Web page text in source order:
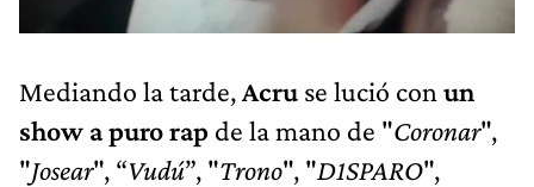
Mediando la tarde,Acru se lució con un
show a puro rap de la mano de "Coronar",
"Josear", “Vudú”, "Trono", "D1SPARO",